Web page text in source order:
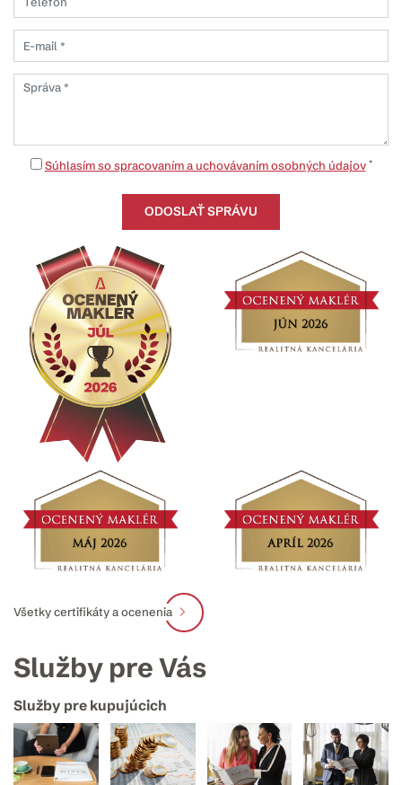
Súhlasím so spracovaním a uchovávaním osobných údajov *
Všetky certifikáty a ocenenia
Služby pre Vás
Služby pre kupujúcich